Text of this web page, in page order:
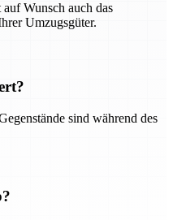
Wunsch auch das
Umzugsgüter.
sind während des